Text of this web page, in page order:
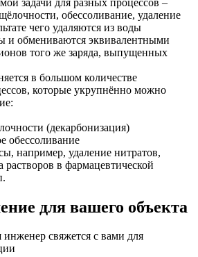
обессоливание, удаление
чего удаляются из воды
и обмениваются эквивалентными
того же заряда, выпущенных
в большом количестве
которые укрупнённо можно
(декарбонизация)
обессоливание
например, удаление нитратов,
растворов в фармацевтической
для вашего объекта
инженер свяжется с вами для